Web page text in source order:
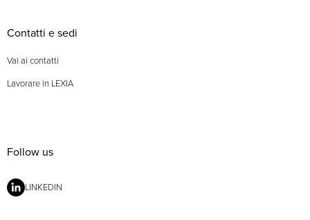
Contatti e sedi
Vai ai contatti
Lavorare in LEXIA
Follow us
LINKEDIN